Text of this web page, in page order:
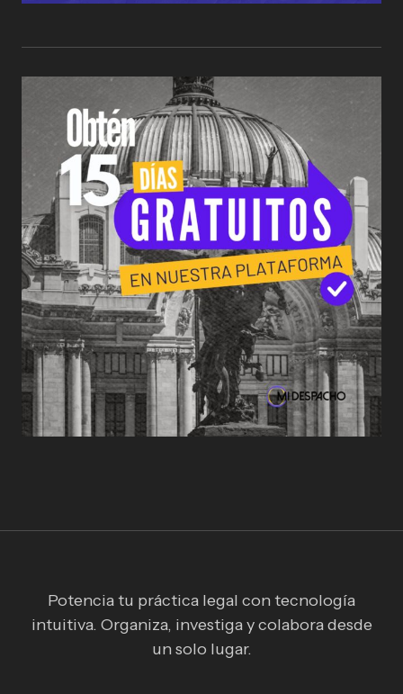
Potencia tu práctica legal con tecnología
intuitiva. Organiza, investiga y colabora desde
un solo lugar.